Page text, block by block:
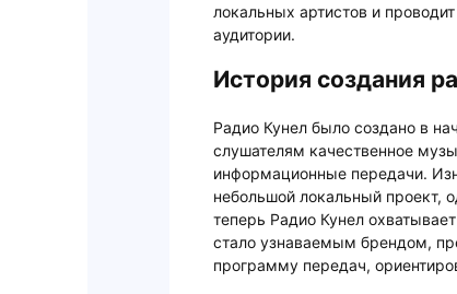
локальных артистов и
аудитории.
История создания
Радио Кунел было создано в
слушателям качественное
информационные передачи.
небольшой локальный проект,
теперь Радио Кунел
стало узнаваемым брендом,
программу передач,